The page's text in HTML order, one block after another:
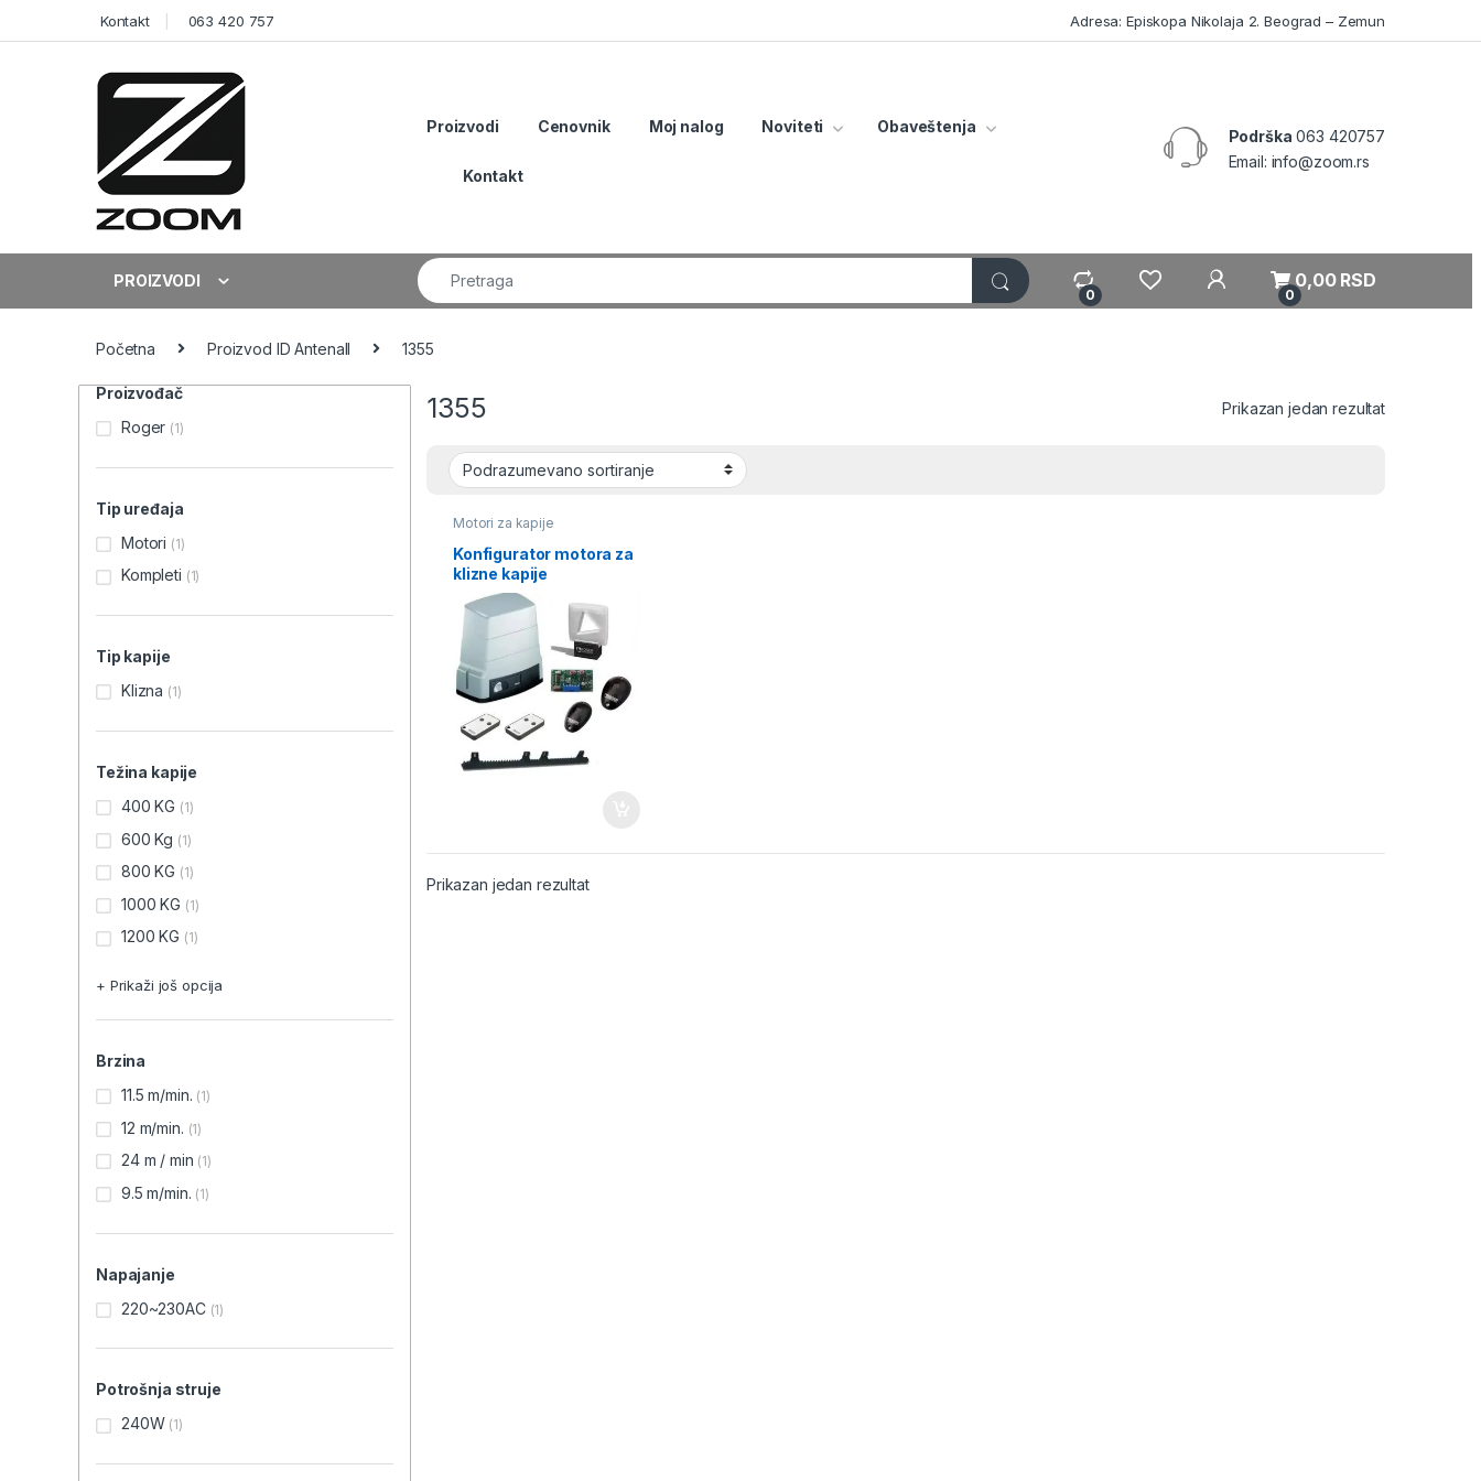
Kontakt 063 420 757 Adresa: Episkopa Nikolaja 2. Beograd – Zemun
Proizvodi Cenovnik Moj nalog Noviteti Obaveštenja
Kontakt
Podrška 063 420757
Email: info@zoom.rs
PROIZVODI
Search for:
0
My Account
0
0,00RSD
Početna Proizvod ID Antenall 1355
1355 Prikazan jedan rezultat
Motori za kapije
Konfigurator motora za
klizne kapije
Prikazan jedan rezultat
Proizvođač
Roger (1)
Tip uređaja
Motori (1)
Kompleti (1)
Tip kapije
Klizna (1)
Težina kapije
400 KG (1)
600 Kg (1)
800 KG (1)
1000 KG (1)
1200 KG (1)
+ Prikaži još opcija
Brzina
11.5 m/min. (1)
12 m/min. (1)
24 m / min (1)
9.5 m/min. (1)
Napajanje
220~230AC (1)
Potrošnja struje
240W (1)